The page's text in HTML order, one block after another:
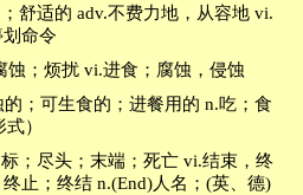
舒适的 adv.不费力地，从容地 vi.
命令
蚀；烦扰 vi.进食；腐蚀，侵蚀
的；可生食的；进餐用的 n.吃；食
）
；尽头；末端；死亡 vi.结束，终
止；终结 n.(End)人名；(英、德)